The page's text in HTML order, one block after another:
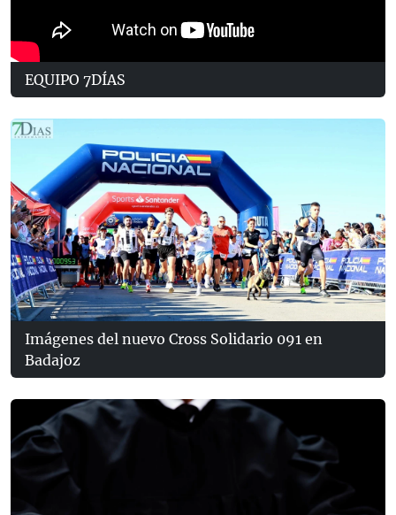
EQUIPO 7DÍAS
Imágenes del nuevo Cross Solidario 091 en
Badajoz